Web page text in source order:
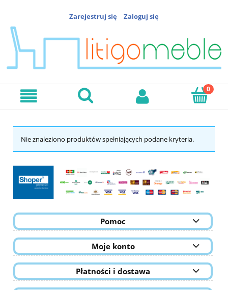
Zarejestruj się Zaloguj się
Nie znaleziono produktów spełniających podane kryteria.
Pomoc
Moje konto
Płatności i dostawa